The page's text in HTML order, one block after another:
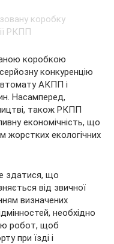
коробкою
конкуренцію
АКПП і
Насамперед,
також РКПП
економічність, що
жорстких екологічних
здатися, що
від звичної
визначених
необхідно
робот, щоб
при їзді і